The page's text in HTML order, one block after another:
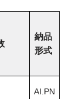
納品
形式
AI.PN